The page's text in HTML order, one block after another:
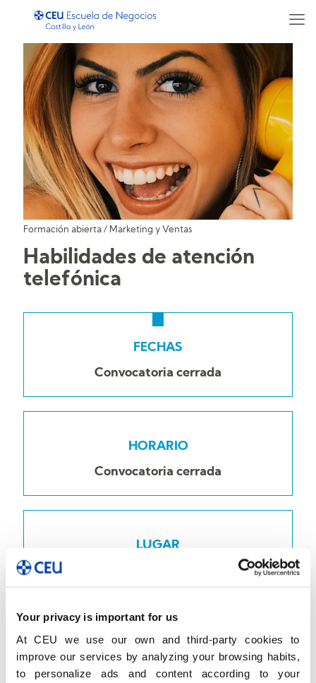
Your privacy is important for us
At CEU we use our own and third-party cookies to
improve our services by analyzing your browsing habits,
to personalize ads and content according to your
Formación abierta / Marketing y Ventas
Habilidades de atención
telefónica
FECHAS
Convocatoria cerrada
HORARIO
Convocatoria cerrada
LUGAR
Enfoque Objetivos Dirigido a